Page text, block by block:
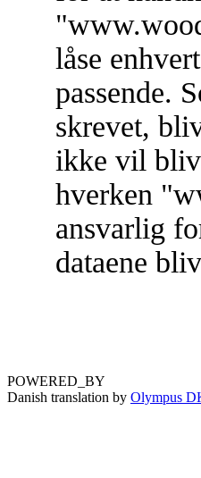
låse
passende.
skrevet,
ikke vil
hverken
ansvarlig
dataene
POWERED_BY
Danish translation by Olympus